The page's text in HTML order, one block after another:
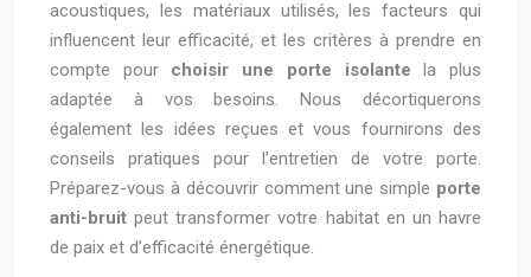
acoustiques, les matériaux utilisés, les facteurs qui
influencent leur efficacité, et les critères à prendre en
compte pour choisir une porte isolantela plus
adaptée à vos besoins. Nous décortiquerons
également les idées reçues et vous fournirons des
conseils pratiques pour l’entretien de votre porte.
Préparez-vous à découvrir comment une simple porte
anti-bruitpeut transformer votre habitat en un havre
de paix et d’efficacité énergétique.